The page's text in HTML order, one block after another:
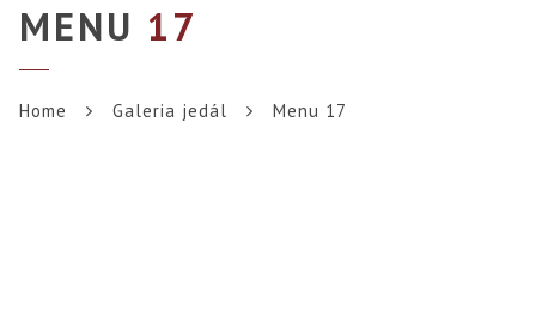
MENU 17
Home Galeria jedál Menu 17